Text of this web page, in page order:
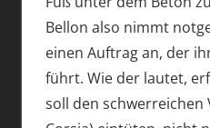
Bellon also nimmt
einen Auftrag an, der
führt. Wie der lautet,
soll den schwerreichen